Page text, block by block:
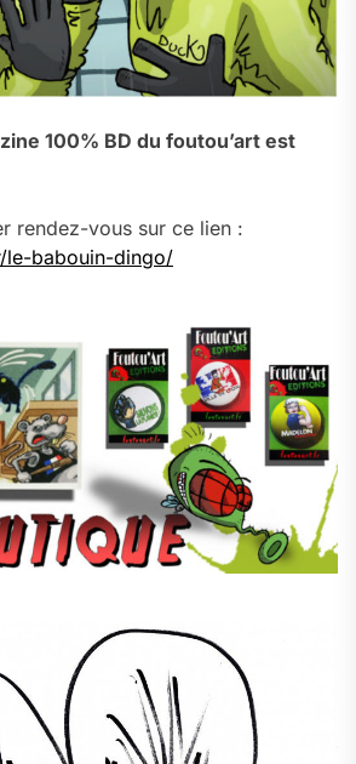
100% BD du foutou’art est
rendez-vous sur ce lien :
babouin-dingo/